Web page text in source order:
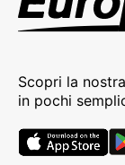
Scopri la
in pochi